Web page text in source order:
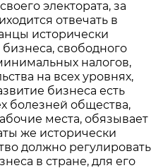
электората, за
отвечать в
исторически
свободного
налогов,
на всех уровнях,
бизнеса есть
болезней общества,
места, обязывает
же исторически
должно регулировать
в стране, для его